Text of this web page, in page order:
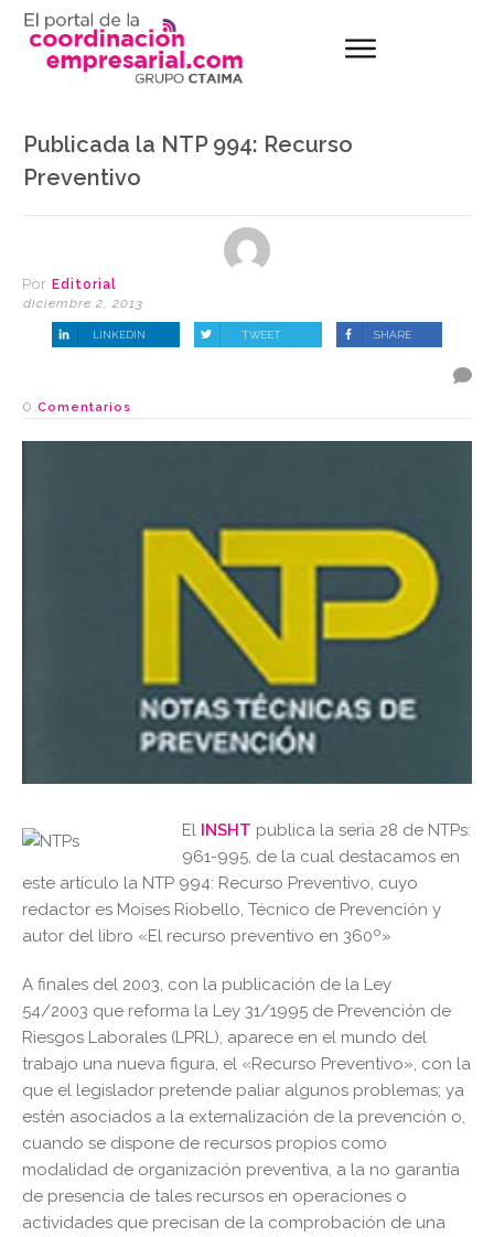
Publicada la NTP 994: Recurso
Preventivo
Por Editorial
diciembre 2, 2013
LINKEDIN TWEET SHARE
0 Comentarios
El INSHT publica la seria 28 de NTPs:
961-995, de la cual destacamos en
este artículo la NTP 994: Recurso Preventivo, cuyo
redactor es Moises Riobello, Técnico de Prevención y
autor del libro «El recurso preventivo en 360º»
A finales del 2003, con la publicación de la Ley
54/2003 que reforma la Ley 31/1995 de Prevención de
Riesgos Laborales (LPRL), aparece en el mundo del
trabajo una nueva figura, el «Recurso Preventivo», con la
que el legislador pretende paliar algunos problemas; ya
estén asociados a la externalización de la prevención o,
cuando se dispone de recursos propios como
modalidad de organización preventiva, a la no garantía
de presencia de tales recursos en operaciones o
actividades que precisan de la comprobación de una